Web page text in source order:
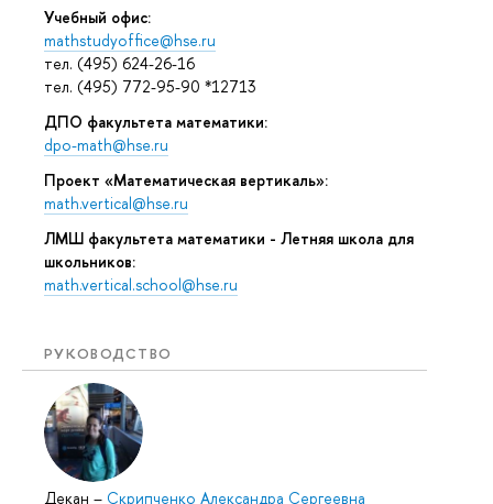
Учебный офис:
mathstudyoffice@hse.ru
тел. (495) 624-26-16
тел. (495) 772-95-90 *12713
ДПО факультета математики:
dpo-math@hse.ru
Проект «Математическая вертикаль»:
math.vertical@hse.ru
ЛМШ факультета математики - Летняя школа для
школьников:
math.vertical.school@hse.ru
РУКОВОДСТВО
Декан – Скрипченко Александра Сергеевна